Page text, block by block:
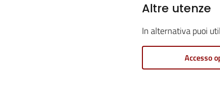
Altre utenze
In alternativa puoi
Accesso